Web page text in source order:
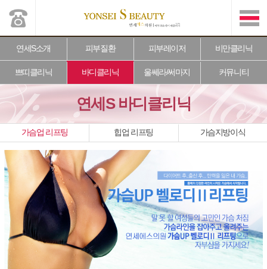
연세S소개 피부질환 피부레이저 비만클리닉
쁘띠클리닉 바디클리닉 울쎄라/써마지 커뮤니티
연세S 바디클리닉
가슴업 리프팅 힙업 리프팅 가슴지방이식
본문